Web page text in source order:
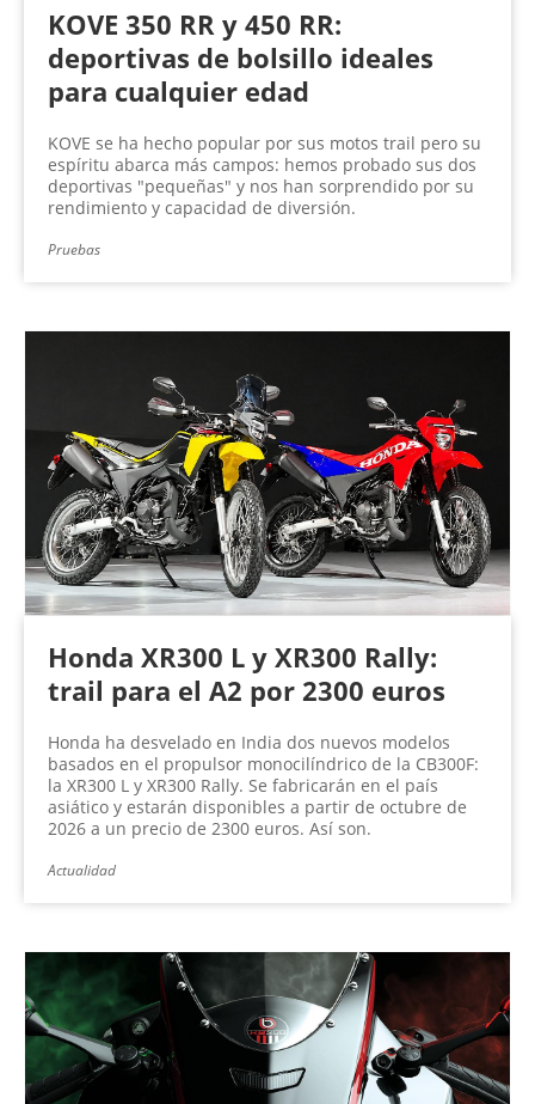
KOVE 350 RR y 450 RR:
deportivas de bolsillo ideales
para cualquier edad
KOVE se ha hecho popular por sus motos trail pero su
espíritu abarca más campos: hemos probado sus dos
deportivas "pequeñas" y nos han sorprendido por su
rendimiento y capacidad de diversión.
Pruebas
Honda XR300 L y XR300 Rally:
trail para el A2 por 2300 euros
Honda ha desvelado en India dos nuevos modelos
basados en el propulsor monocilíndrico de la CB300F:
la XR300 L y XR300 Rally. Se fabricarán en el país
asiático y estarán disponibles a partir de octubre de
2026 a un precio de 2300 euros. Así son.
Actualidad